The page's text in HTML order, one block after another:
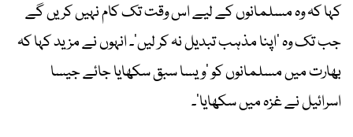
کہا کہ وہ مسلمانوں کے لیے اس وقت تک کام نہیں کریں گے
جب تک وہ ’اپنا مذہب تبدیل نہ کر لیں‘۔ انہوں نے مزید کہا کہ
بھارت میں مسلمانوں کو ’ویسا سبق سکھایا جائے جیسا
اسرائیل نے غزہ میں سکھایا‘۔